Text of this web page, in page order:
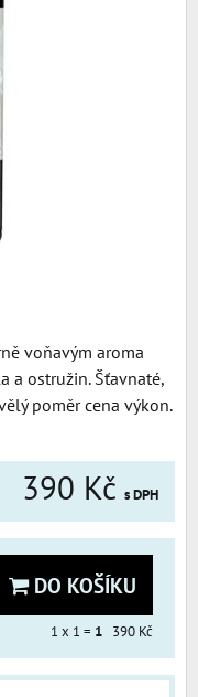
voňavým aroma
a ostružin. Šťavnaté,
poměr cena výkon.
390 Kč s DPH
DO KOŠÍKU
1 x 1 = 1 390 Kč